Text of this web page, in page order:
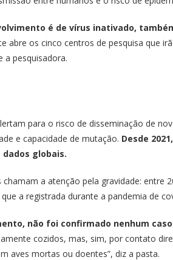
é de vírus inativado,
os cinco centros de pesquisa que
a pesquisadora.
para o risco de disseminação de
e capacidade de mutação. Desde
dados globais.
a atenção pela gravidade:
a registrada durante a pandemia de
não foi confirmado nenhum
cozidos, mas, sim, por contato
aves mortas ou doentes”, diz a pasta.